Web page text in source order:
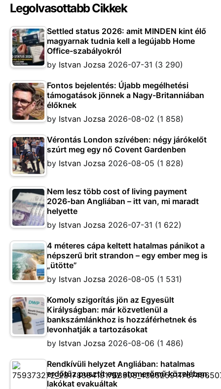
Legolvasottabb Cikkek
Settled status 2026: amit MINDEN kint élő
magyarnak tudnia kell a legújabb Home
Office-szabályokról
by Istvan Jozsa 2026-07-31 (3 290)
Fontos bejelentés: Újabb megélhetési
támogatások jönnek a Nagy-Britanniában
élőknek
by Istvan Jozsa 2026-08-02 (1 858)
Vérontás London szívében: négy járókelőt
szúrt meg egy nő Covent Gardenben
by Istvan Jozsa 2026-08-05 (1 828)
Nem lesz több cost of living payment
2026-ban Angliában – itt van, mi maradt
helyette
by Istvan Jozsa 2026-07-31 (1 622)
4 méteres cápa keltett hatalmas pánikot a
népszerű brit strandon – egy ember meg is
„ütötte”
by Istvan Jozsa 2026-08-05 (1 531)
Komoly szigorítás jön az Egyesült
Királyságban: már közvetlenül a
bankszámlánkhoz is hozzáférhetnek és
levonhatják a tartozásokat
by Istvan Jozsa 2026-08-06 (1 486)
Rendkívüli helyzet Angliában: hatalmas
erdőtűz pusztít egy atomerőmű közelében,
lakókat evakuáltak